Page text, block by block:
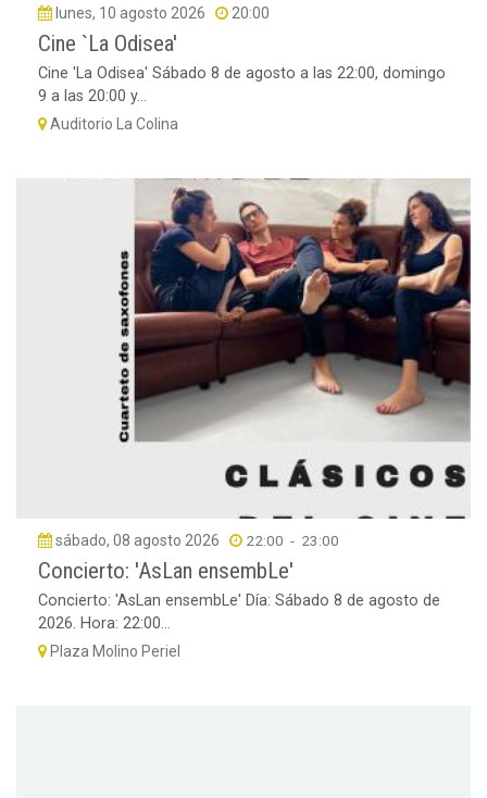
lunes, 10 agosto 2026
20:00
Cine `La Odisea'
Cine 'La Odisea' Sábado 8 de agosto a las 22:00, domingo
9 a las 20:00 y...
Auditorio La Colina
sábado, 08 agosto 2026 22:00 - 23:00
Concierto: 'AsLan ensembLe'
Concierto: 'AsLan ensembLe' Día: Sábado 8 de agosto de
2026. Hora: 22:00...
Plaza Molino Periel